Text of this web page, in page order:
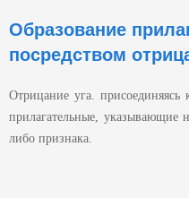
Образование
посредством
Отрицание уга. присоединяясь
прилагательные, указывающие
либо признака.